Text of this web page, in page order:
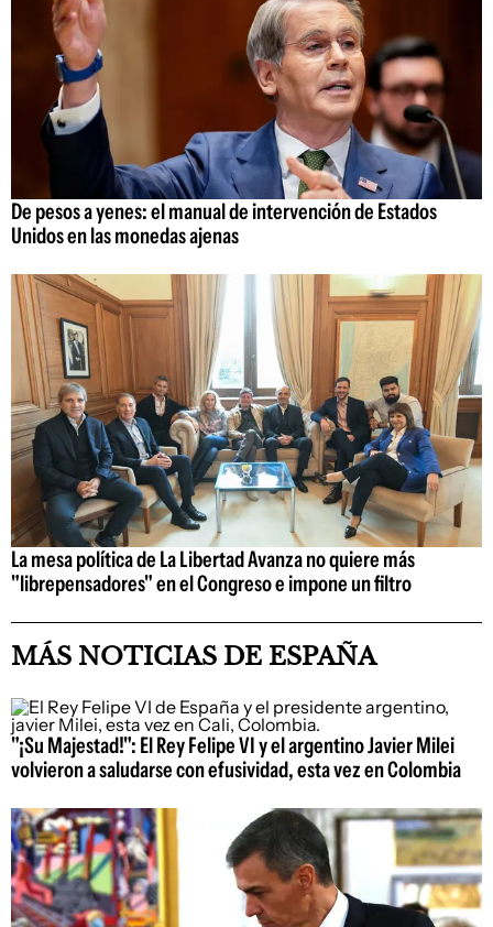
De pesos a yenes: el manual de intervención de Estados
Unidos en las monedas ajenas
La mesa política de La Libertad Avanza no quiere más
"librepensadores" en el Congreso e impone un filtro
MÁS NOTICIAS DE ESPAÑA
"¡Su Majestad!": El Rey Felipe VI y el argentino Javier Milei
volvieron a saludarse con efusividad, esta vez en Colombia